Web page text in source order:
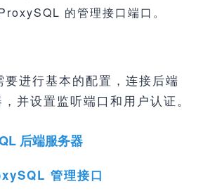
的管理接口端口。
进行基本的配置，连接后端
并设置监听端口和用户认证。
后端服务器
管理接口